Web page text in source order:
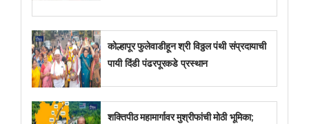
कोल्हापूर फुलेवाडीहून श्री विठ्ठल पंथी संप्रदायाची
पायी दिंडी पंढरपूरकडे प्रस्थान
शक्तिपीठ महामार्गावर मुश्रीफांची मोठी भूमिका;